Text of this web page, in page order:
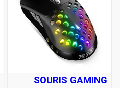
SOURIS GAMING